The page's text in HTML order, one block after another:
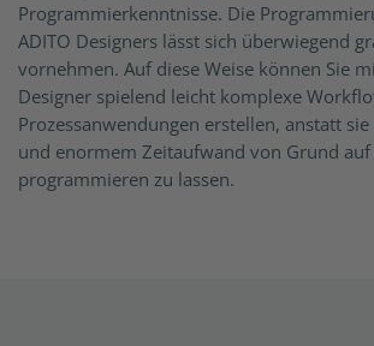
Programmierkenntnisse. Die
ADITO Designers lässt sich überwiegend
vornehmen. Auf diese Weise können Sie
Designer spielend leicht komplexe
Prozessanwendungen erstellen, anstatt
und enormem Zeitaufwand von Grund auf
programmieren zu lassen.